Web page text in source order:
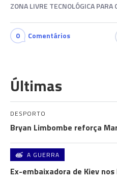
ZONA LIVRE TECNOLÓGICA PARA
0 Comentários
Últimas
DESPORTO
Bryan Limbombe reforça
A GUERRA
Ex-embaixadora de Kiev